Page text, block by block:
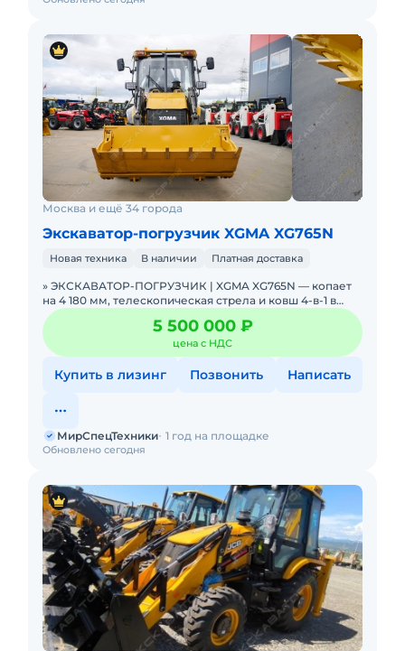
Москва и ещё 34 города
Экскаватор-погрузчик XGMA XG765N
Новая техника В наличии Платная доставка
» ЭКСКАВАТОР-ПОГРУЗЧИК | XGMA XG765N — копает
на 4 180 мм, телескопическая стрела и ковш 4-в-1 в
базе. В НАЛИЧИИ. Можно в ЛИЗИНГ. Цена С
НДС.Основны
5 500 000 ₽
цена с НДС
Купить в лизинг Позвонить Написать
Обновлено сегодня
МирСпецТехники 1 год на площадке